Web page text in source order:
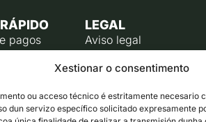
Xestionar o consentimento
ou acceso técnico é estritamente necesario
dun servizo específico solicitado expresamente
pagos
LEGAL
Aviso legal
Política de cookies (UE)